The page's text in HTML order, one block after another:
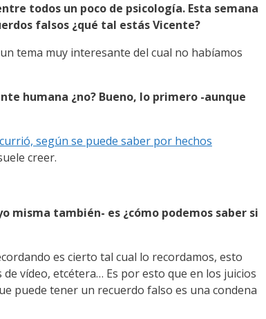
todos un poco de psicología. Esta semana
falsos ¿qué tal estás Vicente?
tema muy interesante del cual no habíamos
humana ¿no? Bueno, lo primero -aunque
según se puede saber por hechos
creer.
misma también- es ¿cómo podemos saber si
es cierto tal cual lo recordamos, esto
vídeo, etcétera… Es por esto que en los juicios
puede tener un recuerdo falso es una condena